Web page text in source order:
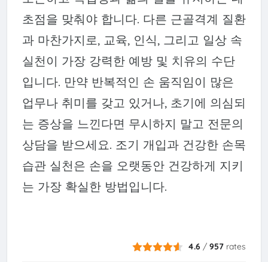
초점을 맞춰야 합니다. 다른 근골격계 질환
과 마찬가지로, 교육, 인식, 그리고 일상 속
실천이 가장 강력한 예방 및 치유의 수단
입니다. 만약 반복적인 손 움직임이 많은
업무나 취미를 갖고 있거나, 초기에 의심되
는 증상을 느낀다면 무시하지 말고 전문의
상담을 받으세요. 조기 개입과 건강한 손목
습관 실천은 손을 오랫동안 건강하게 지키
는 가장 확실한 방법입니다.
4.6 /957 rates